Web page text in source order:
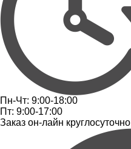
Пн-Чт: 9:00-18:00
Пт: 9:00-17:00
Заказ он-лайн круглосуточно